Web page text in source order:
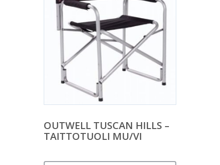
OUTWELL TUSCAN HILLS –
TAITTOTUOLI MU/VI